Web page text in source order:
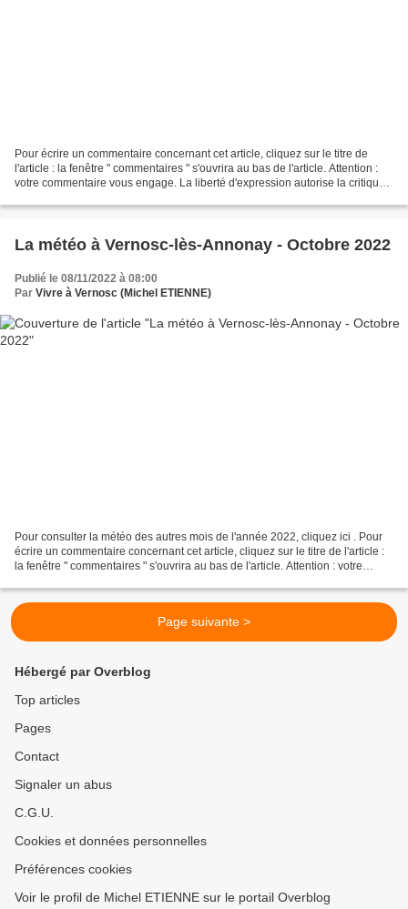
Pour écrire un commentaire concernant cet article, cliquez sur le titre de
l'article : la fenêtre " commentaires " s'ouvrira au bas de l'article. Attention :
votre commentaire vous engage. La liberté d'expression autorise la critique,
La météo à Vernosc-lès-Annonay - Octobre 2022
Publié le 08/11/2022 à 08:00
Par Vivre à Vernosc (Michel ETIENNE)
Pour consulter la météo des autres mois de l'année 2022, cliquez ici . Pour
écrire un commentaire concernant cet article, cliquez sur le titre de l'article :
la fenêtre " commentaires " s'ouvrira au bas de l'article. Attention : votre
Page suivante >
Hébergé par Overblog
Top articles
Pages
Contact
Signaler un abus
C.G.U.
Cookies et données personnelles
Préférences cookies
Voir le profil de Michel ETIENNE sur le portail Overblog